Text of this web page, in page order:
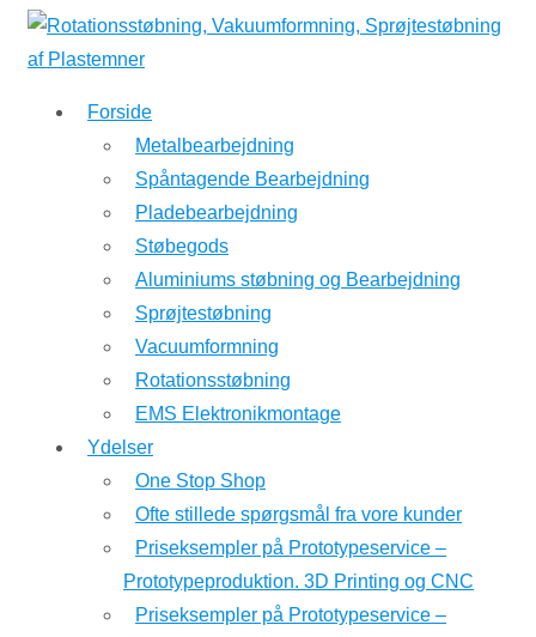
↓
Hop
hovedindhold
Forside
Metalbearbejdning
Spåntagende Bearbejdning
Pladebearbejdning
Støbegods
Aluminiums støbning og Bearbejdning
Sprøjtestøbning
Vacuumformning
Rotationsstøbning
EMS Elektronikmontage
Ydelser
One Stop Shop
Ofte stillede spørgsmål fra vore kunder
Priseksempler på Prototypeservice –
Prototypeproduktion. 3D Printing og CNC
Priseksempler på Prototypeservice –